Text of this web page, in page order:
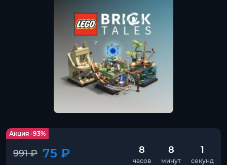
Акция -93%
991 ₽ 75 ₽ 8
часов
8
минут
1
секунд